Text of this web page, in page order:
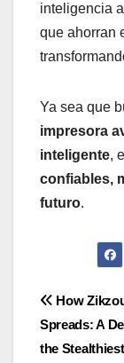
inteligencia
que ahorran
Ya sea que
impresora
inteligente,
confiables,
futuro.
Post
How
Spreads: A
the